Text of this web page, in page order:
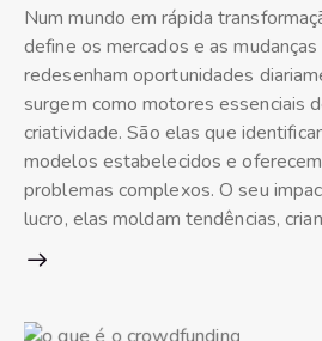
Num mundo em rápida
define os mercados e as
redesenham oportunidades
surgem como motores essenciais
criatividade. São elas que
modelos estabelecidos e
problemas complexos. O seu
lucro, elas moldam tendências,